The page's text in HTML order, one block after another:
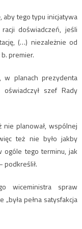
aby tego typu inicjatywa
doświadczeń, jeśli
(…) niezależnie od
premier.
w planach prezydenta
szef Rady
nie planował, wspólnej
też nie było jakby
ogóle tego terminu, jak
podkreślił.
wiceministra spraw
pełna satysfakcja